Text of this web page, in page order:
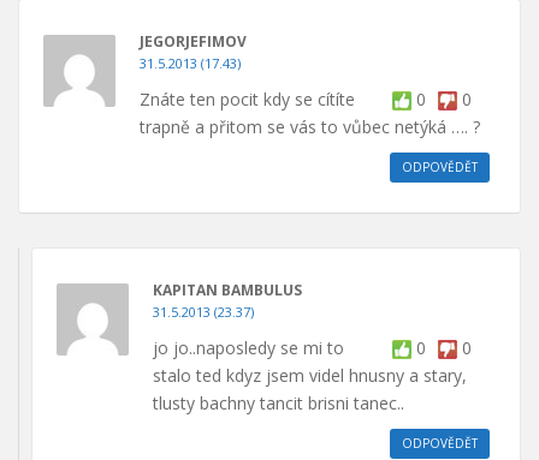
JEGORJEFIMOV
31.5.2013 (17.43)
0 0
Znáte ten pocit kdy se cítíte
trapně a přitom se vás to vůbec netýká …. ?
ODPOVĚDĚT
KAPITAN BAMBULUS
31.5.2013 (23.37)
0 0
jo jo..naposledy se mi to
stalo ted kdyz jsem videl hnusny a stary,
tlusty bachny tancit brisni tanec..
ODPOVĚDĚT